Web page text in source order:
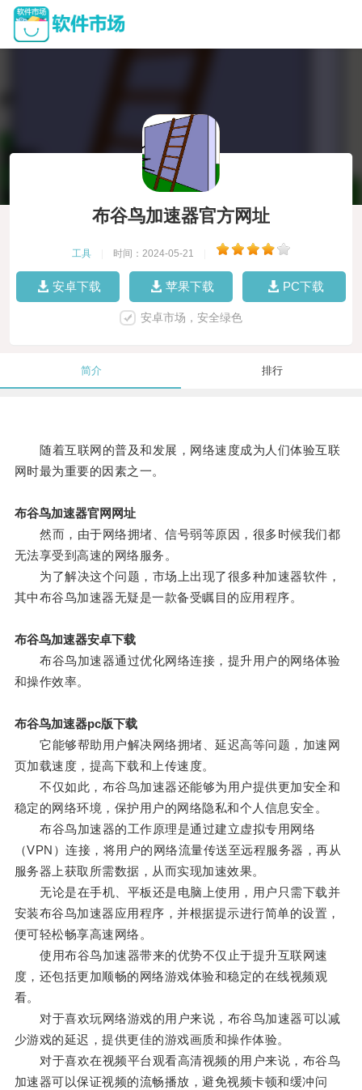
布谷鸟加速器官方网址
工具 时间：2024-05-21
安卓下载 苹果下载 PC下载
安卓市场，安全绿色
简介 排行
随着互联网的普及和发展，网络速度成为人们体验互联
网时最为重要的因素之一。
布谷鸟加速器官网网址
然而，由于网络拥堵、信号弱等原因，很多时候我们都
无法享受到高速的网络服务。
为了解决这个问题，市场上出现了很多种加速器软件，
其中布谷鸟加速器无疑是一款备受瞩目的应用程序。
布谷鸟加速器安卓下载
布谷鸟加速器通过优化网络连接，提升用户的网络体验
和操作效率。
布谷鸟加速器pc版下载
它能够帮助用户解决网络拥堵、延迟高等问题，加速网
页加载速度，提高下载和上传速度。
不仅如此，布谷鸟加速器还能够为用户提供更加安全和
稳定的网络环境，保护用户的网络隐私和个人信息安全。
布谷鸟加速器的工作原理是通过建立虚拟专用网络
（VPN）连接，将用户的网络流量传送至远程服务器，再从
服务器上获取所需数据，从而实现加速效果。
无论是在手机、平板还是电脑上使用，用户只需下载并
安装布谷鸟加速器应用程序，并根据提示进行简单的设置，
便可轻松畅享高速网络。
使用布谷鸟加速器带来的优势不仅止于提升互联网速
度，还包括更加顺畅的网络游戏体验和稳定的在线视频观
看。
对于喜欢玩网络游戏的用户来说，布谷鸟加速器可以减
少游戏的延迟，提供更佳的游戏画质和操作体验。
对于喜欢在视频平台观看高清视频的用户来说，布谷鸟
加速器可以保证视频的流畅播放，避免视频卡顿和缓冲问